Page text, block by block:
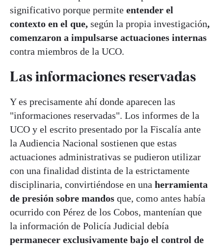
significativo porque permite entender el
contexto en el que, según la propia investigación,
comenzaron a impulsarse actuaciones internas
contra miembros de la UCO.
Las informaciones reservadas
Y es precisamente ahí donde aparecen las
"informaciones reservadas". Los informes de la
UCO y el escrito presentado por la Fiscalía ante
la Audiencia Nacional sostienen que estas
actuaciones administrativas se pudieron utilizar
con una finalidad distinta de la estrictamente
disciplinaria, convirtiéndose en una herramienta
de presión sobre mandos que, como antes había
ocurrido con Pérez de los Cobos, mantenían que
la información de Policía Judicial debía
permanecer exclusivamente bajo el control de